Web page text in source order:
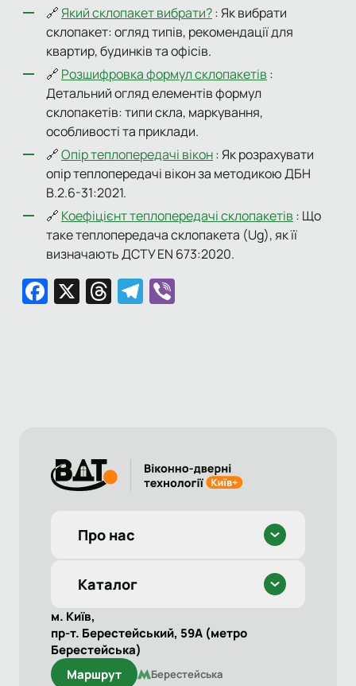
🔗Який склопакет вибрати?: Як вибрати
склопакет: огляд типів, рекомендації для
квартир, будинків та офісів.
🔗 Розшифровка формул склопакетів :
Детальний огляд елементів формул
склопакетів: типи скла, маркування,
особливості та приклади.
🔗Опір теплопередачі вікон: Як розрахувати
опір теплопередачі вікон за методикою ДБН
В.2.6-31:2021.
🔗 Коефіцієнт теплопередачі склопакетів : Що
таке теплопередача склопакета (Ug), як її
визначають ДСТУ EN 673:2020.
Facebook
X Threads
Telegram
Про нас
Каталог
м. Київ,
пр-т. Берестейський, 59А (метро
Берестейська)
Маршрут
Берестейська